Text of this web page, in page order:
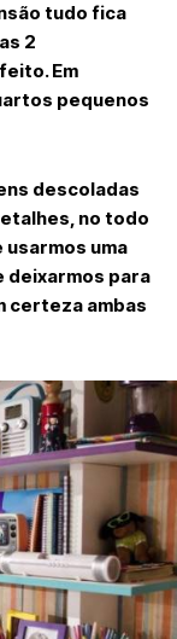
tudo fica
2
Em
pequenos
descoladas
no todo
uma
deixarmos para
certeza ambas